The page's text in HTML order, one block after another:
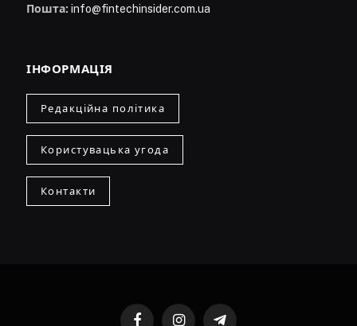
Пошта: info@fintechinsider.com.ua
ІНФОРМАЦІЯ
Редакційна політика
Користувацька угода
Контакти